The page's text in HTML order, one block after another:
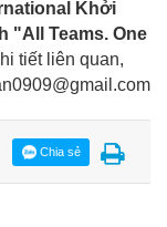
Khởi
"All Teams. One
tiết liên quan,
Chia sẻ